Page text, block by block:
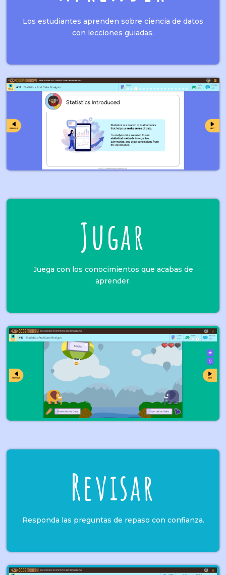
Los estudiantes aprenden sobre ciencia de datos
con lecciones guiadas.
Jugar
Juega con los conocimientos que acabas de
aprender.
Revisar
Responda las preguntas de repaso con confianza.